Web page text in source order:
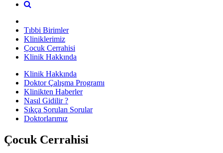
Tıbbi Birimler
Kliniklerimiz
Çocuk Cerrahisi
Klinik Hakkında
Klinik Hakkında
Doktor Çalışma Programı
Klinikten Haberler
Nasıl Gidilir ?
Sıkça Sorulan Sorular
Doktorlarımız
Çocuk Cerrahisi